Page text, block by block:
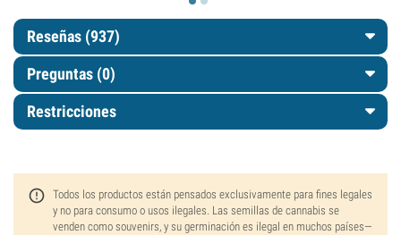
Reseñas (937)
Preguntas (0)
Restricciones
Todos los productos están pensados exclusivamente para fines legales
y no para consumo o usos ilegales. Las semillas de cannabis se
venden como souvenirs, y su germinación es ilegal en muchos países—